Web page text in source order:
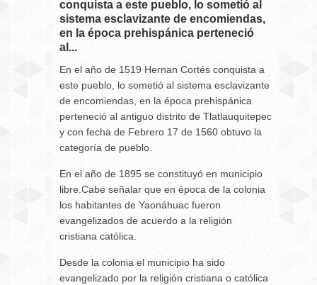
conquista a este pueblo, lo sometió al
sistema esclavizante de encomiendas,
en la época prehispánica perteneció
al...
En el año de 1519 Hernan Cortés conquista a
este pueblo, lo sometió al sistema esclavizante
de encomiendas, en la época prehispánica
perteneció al antiguo distrito de Tlatlauquitepec
y con fecha de Febrero 17 de 1560 obtuvo la
categoría de pueblo.
En el año de 1895 se constituyó en municipio
libre.Cabe señalar que en época de la colonia
los habitantes de Yaonáhuac fueron
evangelizados de acuerdo a la religión
cristiana católica.
Desde la colonia el municipio ha sido
evangelizado por la religión cristiana o católica